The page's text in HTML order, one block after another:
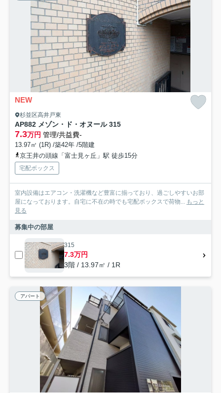
NEW
杉並区高井戸東
AP882 メゾン・ド・オヌール 315
7.3万円 管理/共益費-
13.97㎡ (1R) /築42年 /5階建
京王井の頭線「富士見ヶ丘」駅 徒歩15分
宅配ボックス
室内設備はエアコン・洗濯機など豊富に揃っており、過ごしやすいお部
屋になっております。自宅に不在の時でも宅配ボックスで荷物...
もっと
見る
募集中の部屋
315
7.3万円
3階 / 13.97㎡ / 1R
アパート